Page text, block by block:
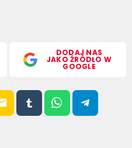
DODAJ NAS
JAKO ŹRÓDŁO W
GOOGLE